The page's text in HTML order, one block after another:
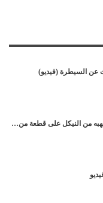
عن السيطرة (فيديو)
من النيكل على قطعة من…